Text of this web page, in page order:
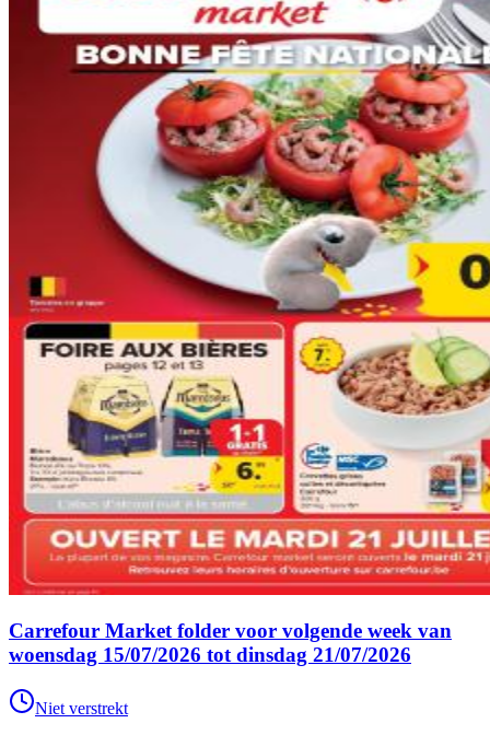
Carrefour Market folder voor volgende week van
woensdag 15/07/2026 tot dinsdag 21/07/2026
Niet verstrekt